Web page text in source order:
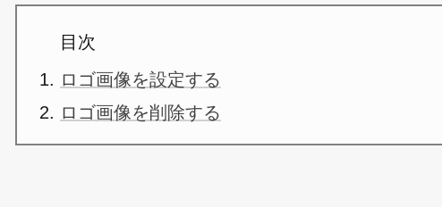
目次
ロゴ画像を設定する
ロゴ画像を削除する